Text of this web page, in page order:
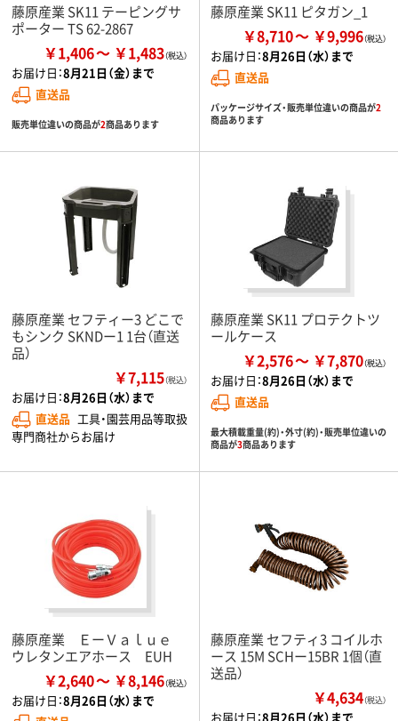
藤原産業 SK11 テーピングサ
ポーター TS 62-2867
￥1,406 ￥1,483
お届け日：8月21日（金）まで
直送品
販売単位違いの商品が2商品あります
藤原産業 SK11 ピタガン_1
￥8,710 ￥9,996
お届け日：8月26日（水）まで
直送品
パッケージサイズ・販売単位違いの商品が2
商品あります
藤原産業 セフティー3 どこで
もシンク SKNDー1 1台（直送
品）
￥7,115（税込）
お届け日：8月26日（水）まで
直送品 工具・園芸用品等取扱
専門商社からお届け
藤原産業 SK11 プロテクトツ
ールケース
￥2,576 ￥7,870
お届け日：8月26日（水）まで
直送品
最大積載重量(約)・外寸(約)・販売単位違いの
商品が3商品あります
藤原産業 ＥーＶａｌｕｅ
ウレタンエアホース EUH
￥2,640 ￥8,146
お届け日：8月26日（水）まで
藤原産業 セフティ3 コイルホ
ース 15M SCHー15BR 1個（直
送品）
￥4,634（税込）
お届け日：8月26日（水）まで